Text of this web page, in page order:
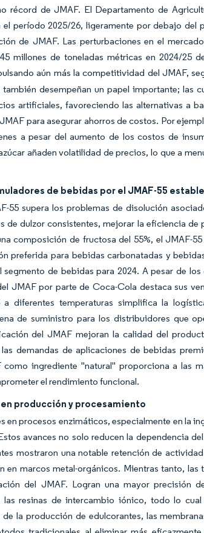
récord de JMAF. El Departamento de
el período 2025/26, ligeramente por debajo
de JMAF. Las perturbaciones en el
millones de toneladas métricas en 2024/25
aún más la competitividad del JMAF,
desempeñan un papel importante; las
artificiales, favoreciendo las alternativas a
para asegurar ahorros de costos. Por
a pesar del aumento de los costos de
añaden volatilidad de precios, lo que a
de bebidas por el JMAF-55
55 supera los problemas de disolución
de dulzor consistentes, mejorar la eficiencia
composición de fructosa del 55%, el JMAF-
preferida para bebidas carbonatadas y
segmento de bebidas para 2024. A pesar de
JMAF por parte de Coca-Cola destaca sus
a diferentes temperaturas simplifica la
de suministro para los distribuidores que
del JMAF mejoran la calidad del
demandas de aplicaciones de bebidas
como ingrediente "natural" proporciona a las
el rendimiento funcional.
producción y procesamiento
en procesos enzimáticos, especialmente en la
avances no solo reducen la dependencia
mostraron una notable retención de
en marcos metal-orgánicos. Mientras tanto,
del JMAF. Logran una mayor precisión
resinas de intercambio iónico, todo lo
la producción de edulcorantes, las